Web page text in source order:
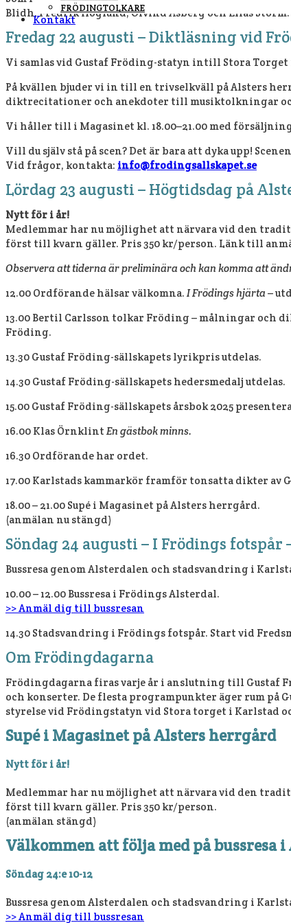
FRÖDINGTOLKARE
Kontakt
Blidh, Fredrik Höglund, Öivind Åsberg och Elias Storm.
Fredag 22 augusti – Diktläsning vid
Vi samlas vid Gustaf Fröding-statyn intill Stora
På kvällen bjuder vi in till en trivselkväll på Alsters
diktrecitationer och anekdoter till musiktolkningar
Vi håller till i Magasinet kl. 18.00–21.00 med
Vill du själv stå på scen? Det är bara att dyka upp!
Vid frågor, kontakta: info@frodingsallskapet.se
Lördag 23 augusti – Högtidsdag på
Nytt för i år!
Medlemmar har nu möjlighet att närvara vid den
först till kvarn gäller. Pris 350 kr/person. Länk till
Observera att tiderna är preliminära och kan komma att
12.00 Ordförande hälsar välkomna. I Frödings hjärta –
13.00 Bertil Carlsson tolkar Fröding – målningar och
Fröding.
13.30 Gustaf Fröding-sällskapets lyrikpris utdelas.
14.30 Gustaf Fröding-sällskapets hedersmedalj utdelas.
15.00 Gustaf Fröding-sällskapets årsbok 2025
16.00 Klas Örnklint En gästbok minns.
16.30 Ordförande har ordet.
17.00 Karlstads kammarkör framför tonsatta dikter av
18.00 – 21.00 Supé i Magasinet på Alsters herrgård.
(anmälan nu stängd)
Söndag 24 augusti – I Frödings fotspår
Bussresa genom Alsterdalen och stadsvandring i
10.00 – 12.00 Bussresa i Frödings Alsterdal.
>> Anmäl dig till bussresan
14.30 Stadsvandring i Frödings fotspår. Start vid
Om Frödingdagarna
Frödingdagarna firas varje år i anslutning till Gustaf
och konserter. De flesta programpunkter äger rum på
styrelse vid Frödingstatyn vid Stora torget i Karlstad
Supé i Magasinet på Alsters herrgård
Nytt för i år!
Medlemmar har nu möjlighet att närvara vid den
först till kvarn gäller. Pris 350 kr/person.
(anmälan stängd)
Välkommen att följa med på bussresa
Söndag 24:e 10-12
Bussresa genom Alsterdalen och stadsvandring i
>> Anmäl dig till bussresan